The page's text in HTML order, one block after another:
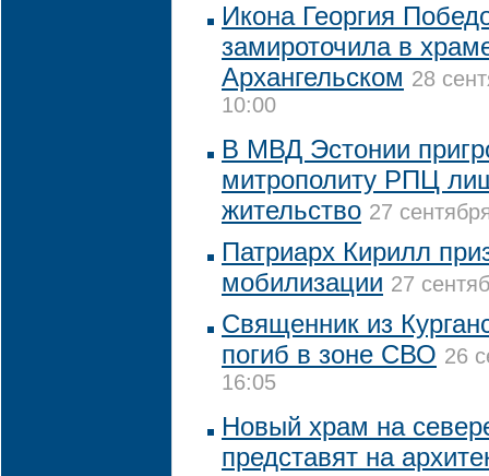
Икона Георгия
замироточила в
Архангельском 28
10:00
В МВД Эстонии
митрополиту РПЦ
жительство 27
Патриарх Кирилл
мобилизации 27
Священник из
погиб в зоне СВО 26
16:05
Новый храм на
представят на